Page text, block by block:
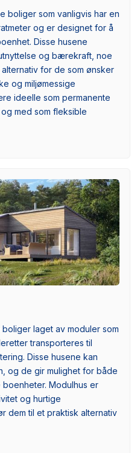
boliger som vanligvis har en
og er designet for å
Disse husene
og bærekraft, noe
for de som ønsker
og miljømessige
ideelle som permanente
med som fleksible
laget av moduler som
transporteres til
Disse husene kan
og de gir mulighet for både
Modulhus er
og hurtige
dem til et praktisk alternativ